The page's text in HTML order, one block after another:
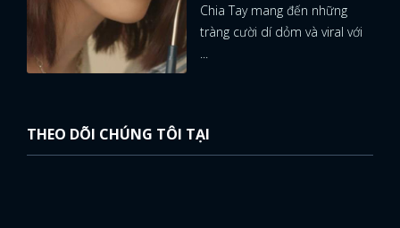
Chia Tay mang đến những
tràng cười dí dỏm và viral với
THEO DÕI CHÚNG TÔI TẠI